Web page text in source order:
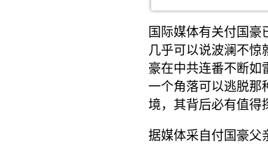
国际媒体有关付国豪
几乎可以说波澜不惊
豪在中共连番不断如
一个角落可以逃脱那
境，其背后必有值得
据媒体采自付国豪父